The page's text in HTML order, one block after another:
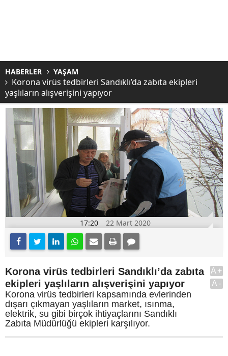
HABERLER YAŞAM
Korona virüs tedbirleri Sandıklı’da zabıta ekipleri
yaşlıların alışverişini yapıyor
17:20 22 Mart 2020
Korona virüs tedbirleri Sandıklı’da zabıta
ekipleri yaşlıların alışverişini yapıyor
Korona virüs tedbirleri kapsamında evlerinden
dışarı çıkmayan yaşlıların market, ısınma,
elektrik, su gibi birçok ihtiyaçlarını Sandıklı
Zabıta Müdürlüğü ekipleri karşılıyor.
A+
A-